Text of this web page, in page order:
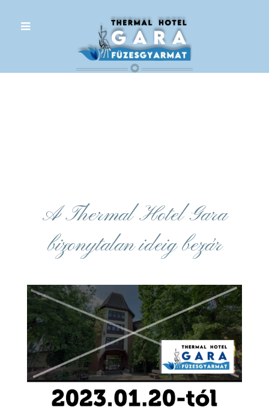
A Thermal Hotel Gara
bizonytalan ideig bezár